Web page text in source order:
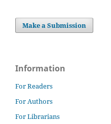
Make a Submission
Information
For Readers
For Authors
For Librarians